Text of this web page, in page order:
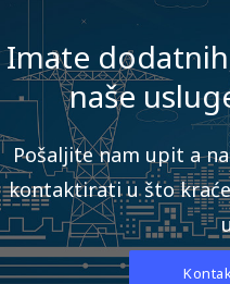
Imate
naše
Pošaljite nam upit a
kontaktirati u što